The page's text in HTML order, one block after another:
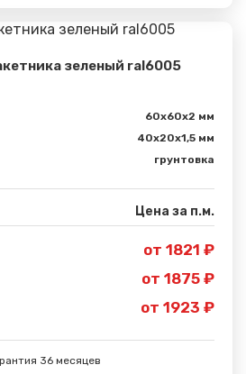
зеленый ral6005
60х60х2 мм
40х20х1,5 мм
грунтовка
Цена за п.м.
от 1821 ₽
от 1875 ₽
от 1923 ₽
36 месяцев
наш специалист свяжется с